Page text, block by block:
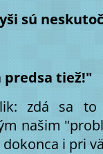
sú
predsa tiež!"
zdá sa
našim
dokonca i pri